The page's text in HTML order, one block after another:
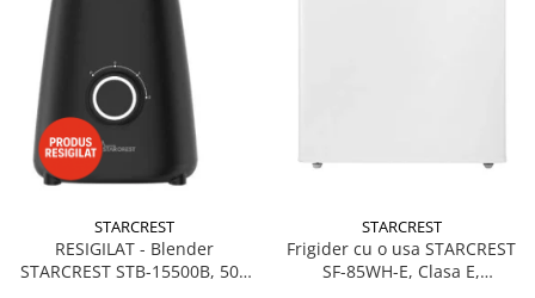
STARCREST
RESIGILAT - Blender
STARCREST STB-15500B, 500
STARCREST
Frigider cu o usa STARCREST
SF-85WH-E, Clasa E,